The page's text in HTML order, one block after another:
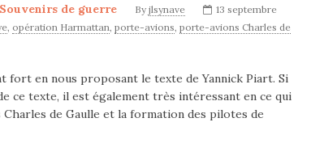
Souvenirs de guerre By jlsynave
13 septembre
, opération Harmattan, porte-avions, porte-avions Charles de
en nous proposant le texte de Yannick Piart. Si
ce texte, il est également très intéressant en ce qui
de Gaulle et la formation des pilotes de